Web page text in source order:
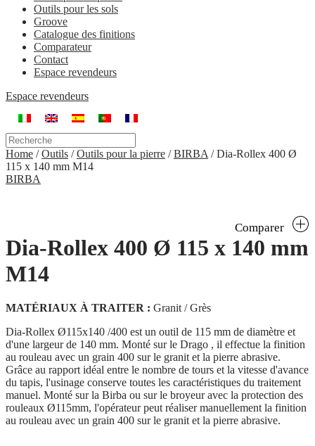
Outils pour les sols
Groove
Catalogue des finitions
Comparateur
Contact
Espace revendeurs
Espace revendeurs
Home /Outils /Outils pour la pierre /BIRBA /Dia-Rollex 400 Ø
115 x 140 mm M14
BIRBA
Dia-Rollex 400 Ø 115 x 140 mm
M14
Comparer
MATÉRIAUX À TRAITER : Granit / Grès
Dia-Rollex Ø115x140 /400 est un outil de 115 mm de diamètre et
d'une largeur de 140 mm. Monté sur le Drago , il effectue la finition
au rouleau avec un grain 400 sur le granit et la pierre abrasive.
Grâce au rapport idéal entre le nombre de tours et la vitesse d'avance
du tapis, l'usinage conserve toutes les caractéristiques du traitement
manuel. Monté sur la Birba ou sur le broyeur avec la protection des
rouleaux Ø115mm, l'opérateur peut réaliser manuellement la finition
au rouleau avec un grain 400 sur le granit et la pierre abrasive.